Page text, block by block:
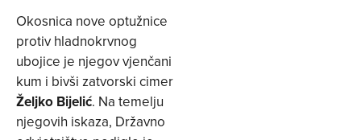
Okosnica nove optužnice
protiv hladnokrvnog
ubojice je njegov vjenčani
kum i bivši zatvorski cimer
Željko Bijelić. Na temelju
njegovih iskaza, Državno